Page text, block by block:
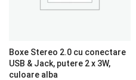
Boxe Stereo 2.0 cu conectare
USB & Jack, putere 2 x 3W,
culoare alba